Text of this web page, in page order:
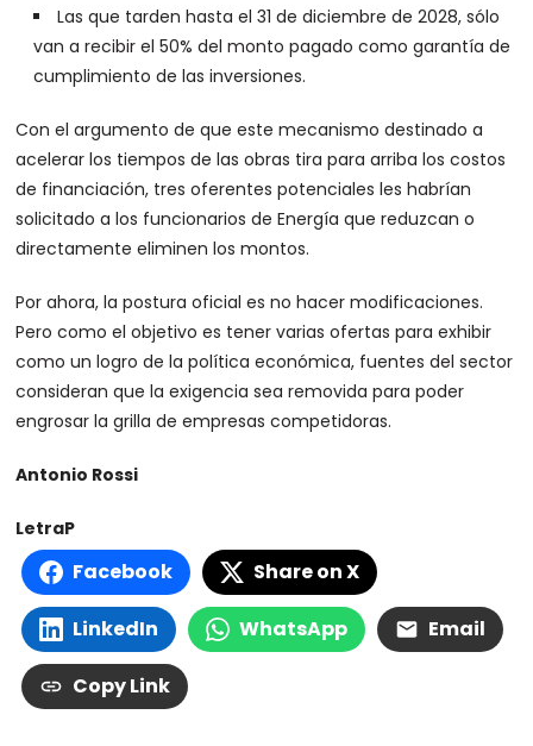
Las que tarden hasta el 31 de diciembre de 2028, sólo
van a recibir el 50% del monto pagado como garantía de
cumplimiento de las inversiones.
Con el argumento de que este mecanismo destinado a
acelerar los tiempos de las obras tira para arriba los costos
de financiación, tres oferentes potenciales les habrían
solicitado a los funcionarios de Energía que reduzcan o
directamente eliminen los montos.
Por ahora, la postura oficial es no hacer modificaciones.
Pero como el objetivo es tener varias ofertas para exhibir
como un logro de la política económica, fuentes del sector
consideran que la exigencia sea removida para poder
engrosar la grilla de empresas competidoras.
Antonio Rossi
LetraP
Facebook Share on X
LinkedIn WhatsApp Email
Copy Link